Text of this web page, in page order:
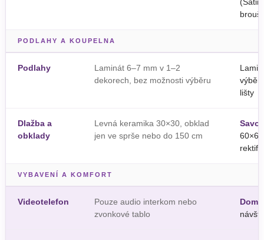
PODLAHY A KOUPELNA
Podlahy
Laminát 6–7 mm v 1–2
dekorech, bez možnosti výběru
výběr
lišty
Dlažba a
obklady
Levná keramika 30×30, obklad
jen ve sprše nebo do 150 cm
VYBAVENÍ A KOMFORT
Videotelefon
Pouze audio interkom nebo
zvonkové tablo